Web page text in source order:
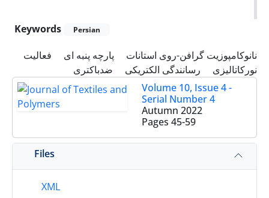
Keywords Persian
نانوکامپوزیت گرافن-روی استانات پارچه پنبه ای
فعالیت
نورکاتالیزی
رسانندگی الکتریکی
ضدباکتری
Volume 10, Issue 4 -
Serial Number 4
Autumn 2022
Pages 45-59
Files
XML